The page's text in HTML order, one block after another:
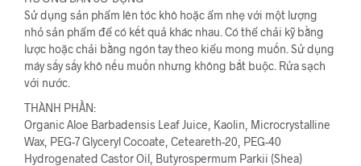
Sử dụng sản phẩm lên tóc khô hoặc ẩm nhẹ với một lượng
nhỏ sản phẩm để có kết quả khác nhau. Có thể chải kỹ bằng
lược hoặc chải bằng ngón tay theo kiểu mong muốn. Sử dụng
máy sấy sấy khô nếu muốn nhưng không bắt buộc. Rửa sạch
với nước.
THÀNH PHẦN:
Organic Aloe Barbadensis Leaf Juice, Kaolin, Microcrystalline
Wax, PEG-7 Glyceryl Cocoate, Ceteareth-20, PEG-40
Hydrogenated Castor Oil, Butyrospermum Parkii (Shea)